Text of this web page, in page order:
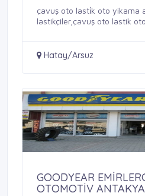
çavuş oto lasti̇k oto yikama
lastikçiler,çavuş oto lastik
Hatay/Arsuz
GOODYEAR
OTOMOTİV ANTAKYA